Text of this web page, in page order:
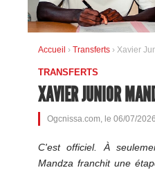
Accueil › Transferts › Xavier
TRANSFERTS
XAVIER JUNIOR
Ogcnissa.com, le 06/07/
C'est officiel. À
Mandza franchit une